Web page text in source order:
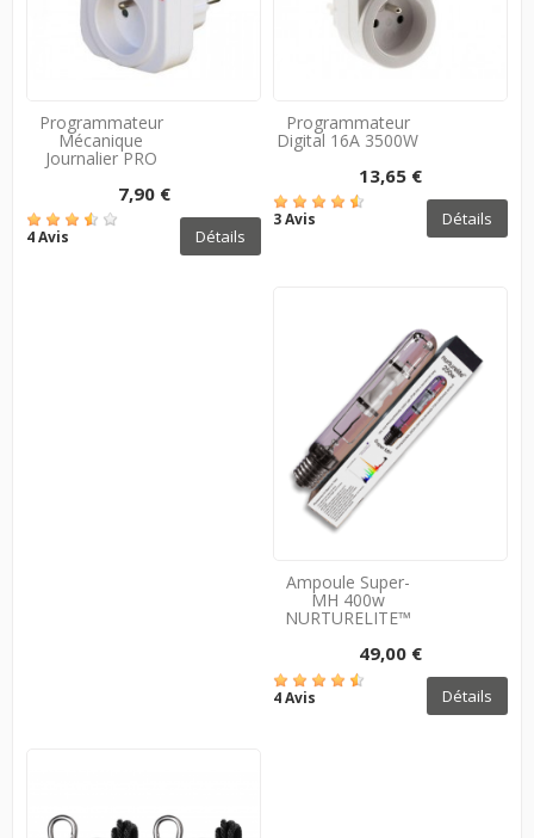
Programmateur
Mécanique
Journalier PRO
7,90 €
4 Avis Détails
Programmateur
Digital 16A 3500W
13,65 €
3 Avis Détails
Ampoule Super-
MH 400w
NURTURELITE™
49,00 €
4 Avis Détails